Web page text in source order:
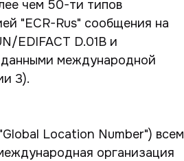
чем 50-ти типов
"ECR-Rus" сообщения на
EDIFACT D.01B и
данными международной
3).
Location Number") всем
организация